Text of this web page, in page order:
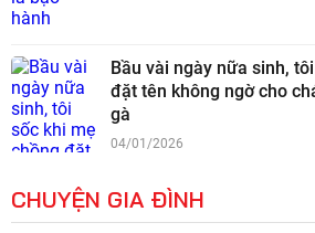
Bầu vài ngày nữa sinh,
đặt tên không ngờ cho
gà
04/01/2026
CHUYỆN GIA ĐÌNH